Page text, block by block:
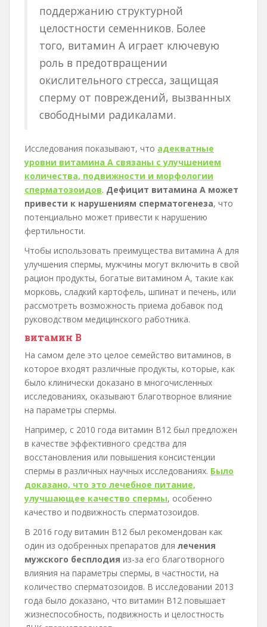
поддержанию структурной
целостности семенников. Более
того, витамин А играет ключевую
роль в предотвращении
окислительного стресса, защищая
сперму от повреждений, вызванных
свободными радикалами.
Исследования показывают, что адекватные
уровни витамина А связаны с улучшением
количества, подвижности и морфологии
сперматозоидов. Дефицит витамина А может
привести к нарушениям сперматогенеза, что
потенциально может привести к нарушению
фертильности.
Чтобы использовать преимущества витамина А для
улучшения спермы, мужчины могут включить в свой
рацион продукты, богатые витамином А, такие как
морковь, сладкий картофель, шпинат и печень, или
рассмотреть возможность приема добавок под
руководством медицинского работника.
витамин В
На самом деле это целое семейство витаминов, в
которое входят различные продукты, которые, как
было клинически доказано в многочисленных
исследованиях, оказывают благотворное влияние
на параметры спермы.
Например, с 2010 года витамин B12 был предложен
в качестве эффективного средства для
восстановления или повышения консистенции
спермы в различных научных исследованиях. Было
доказано, что это лечебное питание,
улучшающее качество спермы, особенно
качество и подвижность сперматозоидов.
В 2016 году витамин B12 был рекомендован как
один из одобренных препаратов для лечения
мужского бесплодия из-за его благотворного
влияния на параметры спермы, в частности, на
количество сперматозоидов. В исследовании 2013
года было доказано, что витамин B12 повышает
жизнеспособность, подвижность и целостность